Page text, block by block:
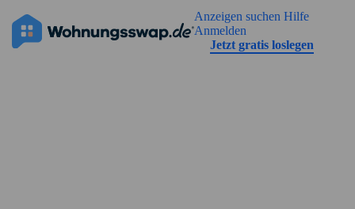
Anzeigen suchen Hilfe
Anmelden
Jetzt gratis loslegen
Die Anzeige hat noch keine Bilder
Straßenansicht